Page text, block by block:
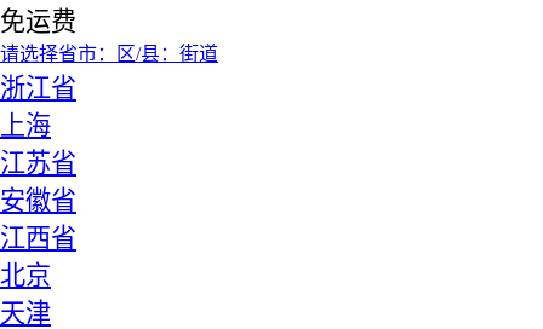
免运费
请选择省市： 区/县： 街道
浙江省
上海
江苏省
安徽省
江西省
北京
天津